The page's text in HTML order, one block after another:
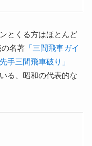
とくる方はほとんど
名著「三間飛車ガイ
手三間飛車破り」
る、昭和の代表的な